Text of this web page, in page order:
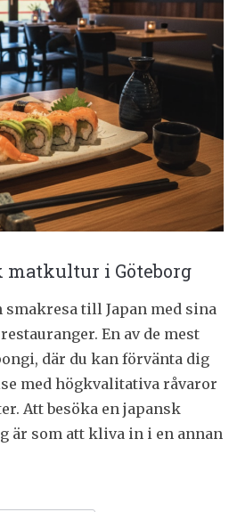
matkultur i Göteborg
smakresa till Japan med sina
En av de mest
där du kan förvänta dig
med högkvalitativa råvaror
Att besöka en japansk
är som att kliva in i en annan